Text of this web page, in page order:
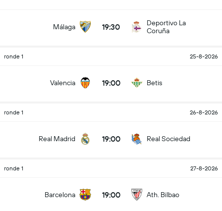
Málaga 19:30
Deportivo La
Coruña
ronde 1 25-8-2026
Valencia 19:00 Betis
ronde 1 26-8-2026
Real Madrid 19:00 Real Sociedad
ronde 1 27-8-2026
Barcelona 19:00 Ath. Bilbao